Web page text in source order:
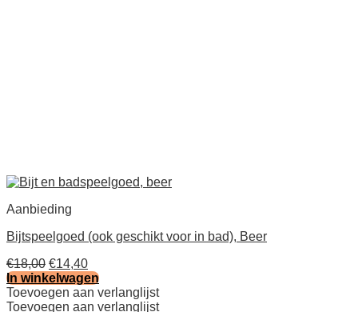
Aanbieding
Bijtspeelgoed (ook geschikt voor in bad), Beer
€18,00 Oorspronkelijke
prijs
was:
€18,00.
€14,40Huidige
prijs
is:
€14,40.
In winkelwagen
Toevoegen aan verlanglijst
Toevoegen aan verlanglijst